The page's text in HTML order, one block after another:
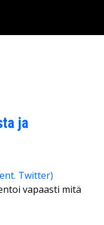
ja
Twitter)
vapaasti mitä